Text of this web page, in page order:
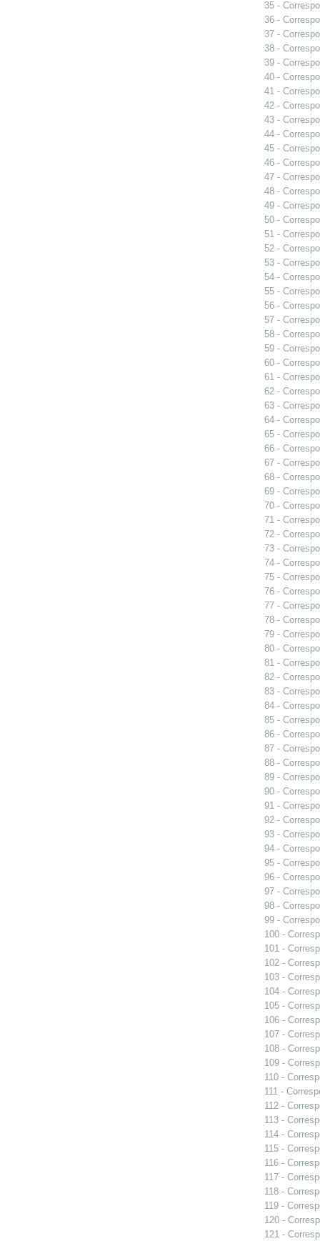
35 -
36 -
37 -
38 -
39 -
40 -
41 -
42 -
43 -
44 -
45 -
46 -
47 -
48 -
49 -
50 -
51 -
52 -
53 -
54 -
55 -
56 -
57 -
58 -
59 -
60 -
61 -
62 -
63 -
64 -
65 -
66 -
67 -
68 -
69 -
70 -
71 -
72 -
73 -
74 -
75 -
76 -
77 -
78 -
79 -
80 -
81 -
82 -
83 -
84 -
85 -
86 -
87 -
88 -
89 -
90 -
91 -
92 -
93 -
94 -
95 -
96 -
97 -
98 -
99 -
100 -
101 -
102 -
103 -
104 -
105 -
106 -
107 -
108 -
109 -
110 -
111 -
112 -
113 -
114 -
115 -
116 -
117 -
118 -
119 -
120 -
121 -